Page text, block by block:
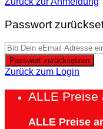
Passwort
Passwort zurücksetzen
Zurück zum Login
ALLE Preise
ALLE Preise